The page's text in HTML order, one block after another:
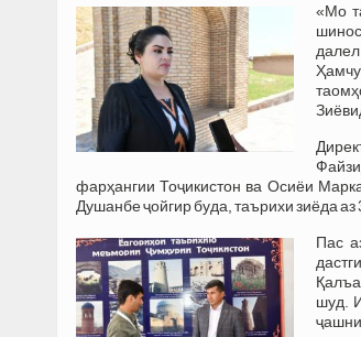
«Мо
фарҳангии Тоҷикистон ва Осиёи
Душанбе ҷойгир буда, таърихи зиёда аз
Пас
шуд.